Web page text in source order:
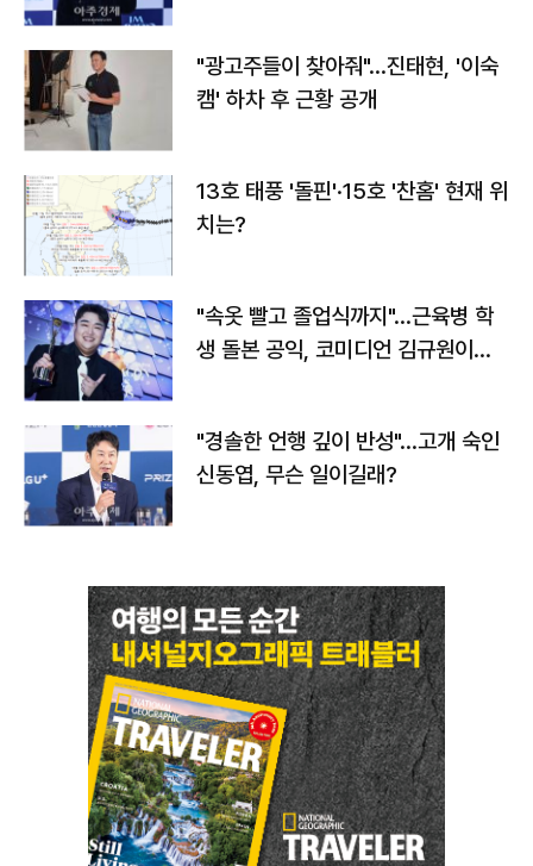
"광고주들이 찾아줘"…진태현, '이숙
캠' 하차 후 근황 공개
13호 태풍 '돌핀'·15호 '찬홈' 현재 위
치는?
"속옷 빨고 졸업식까지"…근육병 학
생 돌본 공익, 코미디언 김규원이었
"경솔한 언행 깊이 반성"…고개 숙인
신동엽, 무슨 일이길래?